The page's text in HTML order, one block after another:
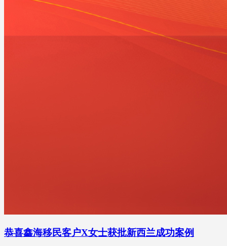
恭喜鑫海移民客户X女士获批新西兰成功案例